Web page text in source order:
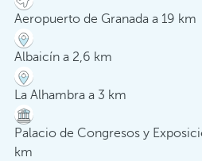
Aeropuerto de Granada a 19 km
Albaicín a 2,6 km
La Alhambra a 3 km
Palacio de Congresos y
km